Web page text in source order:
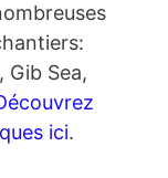
Gib Sea,
ici.